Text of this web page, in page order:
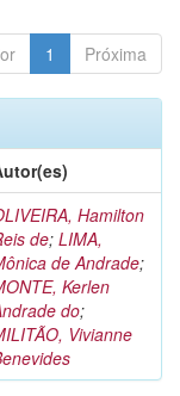
1 Próxima
Hamilton
de; LIMA,
de Andrade;
Kerlen
do;
Vivianne